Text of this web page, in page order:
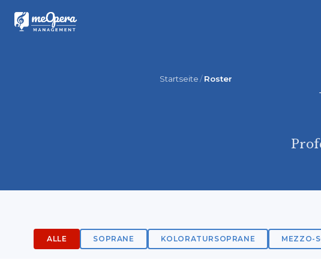
Startseite Roster
ALLE SOPRANE KOLORATURSOPRANE MEZZO-